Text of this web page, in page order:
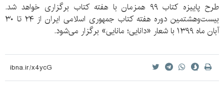
طرح پاییزه کتاب ۹۹ همزمان با هفته کتاب برگزاری خواهد شد.
بیست‌و‌هشتمین دوره هفته کتاب جمهوری اسلامی ایران از ۲۴ تا ۳۰
آبان ماه ۱۳۹۹ با شعار «دانایی؛ مانایی» برگزار می‌شود.